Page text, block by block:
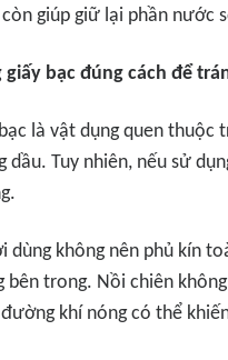
còn giúp giữ lại phần nước
giấy bạc đúng cách để
là vật dụng quen
dầu. Tuy nhiên, nếu sử
dùng không nên phủ kín
bên trong. Nồi chiên
khí nóng có thể